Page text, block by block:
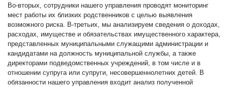
Во-вторых, сотрудники нашего управления проводят мониторинг
мест работы их близких родственников с целью выявления
возможного риска. В-третьих, мы анализируем сведения о доходах,
расходах, имуществе и обязательствах имущественного характера,
представленных муниципальными служащими администрации и
кандидатами на должность муниципальной службы, а также
директорами подведомственных учреждений, в том числе и в
отношении супруга или супруги, несовершеннолетних детей. В
обязанности нашего управления входит анализ полученной